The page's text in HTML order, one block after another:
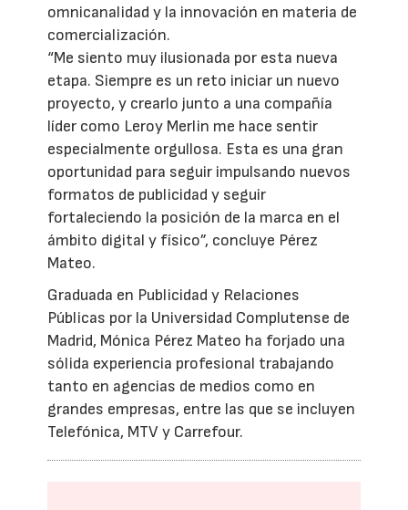
omnicanalidad y la innovación en materia de
comercialización.
“Me siento muy ilusionada por esta nueva
etapa. Siempre es un reto iniciar un nuevo
proyecto, y crearlo junto a una compañía
líder como Leroy Merlin me hace sentir
especialmente orgullosa. Esta es una gran
oportunidad para seguir impulsando nuevos
formatos de publicidad y seguir
fortaleciendo la posición de la marca en el
ámbito digital y físico”, concluye Pérez
Mateo.
Graduada en Publicidad y Relaciones
Públicas por la Universidad Complutense de
Madrid, Mónica Pérez Mateo ha forjado una
sólida experiencia profesional trabajando
tanto en agencias de medios como en
grandes empresas, entre las que se incluyen
Telefónica, MTV y Carrefour.